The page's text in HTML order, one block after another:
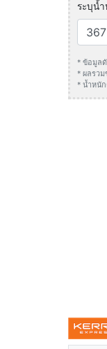
ระบุน้
* ข้อมูลดั
* ผลรวม
* น้ำหนั